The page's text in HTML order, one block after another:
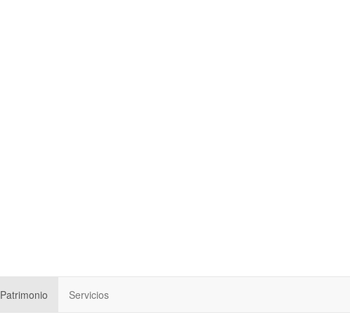
Patrimonio Servicios